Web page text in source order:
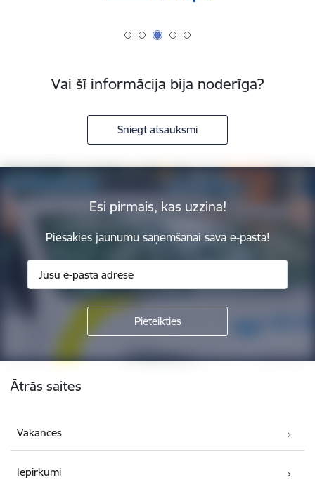
Vai šī informācija bija noderīga?
Sniegt atsauksmi
Esi pirmais, kas uzzina!
Piesakies jaunumu saņemšanai savā e-pastā!
Ātrās saites
Vakances
Iepirkumi